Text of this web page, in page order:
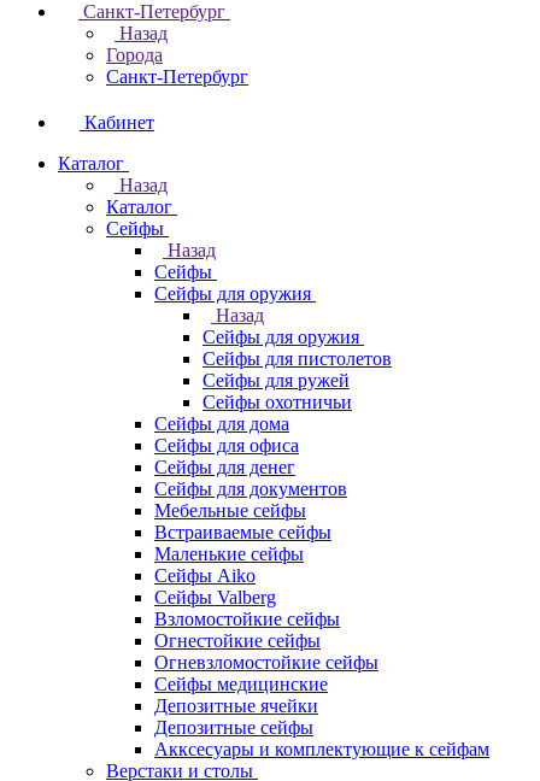
Санкт-Петербург
Назад
Города
Санкт-Петербург
Кабинет
Каталог
Назад
Каталог
Cейфы
Назад
Cейфы
Cейфы для оружия
Назад
Cейфы для оружия
Сейфы для пистолетов
Сейфы для ружей
Сейфы охотничьи
Cейфы для дома
Cейфы для офиса
Сейфы для денег
Сейфы для документов
Мебельные сейфы
Встраиваемые сейфы
Маленькие сейфы
Сейфы Aiko
Сейфы Valberg
Взломостойкие сейфы
Огнестойкие сейфы
Огневзломостойкие сейфы
Сейфы медицинские
Депозитные ячейки
Депозитные сейфы
Акксесуары и комплектующие к сейфам
Верстаки и столы